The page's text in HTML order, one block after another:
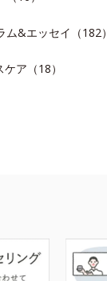
ム&エッセイ（182）
ア（18）